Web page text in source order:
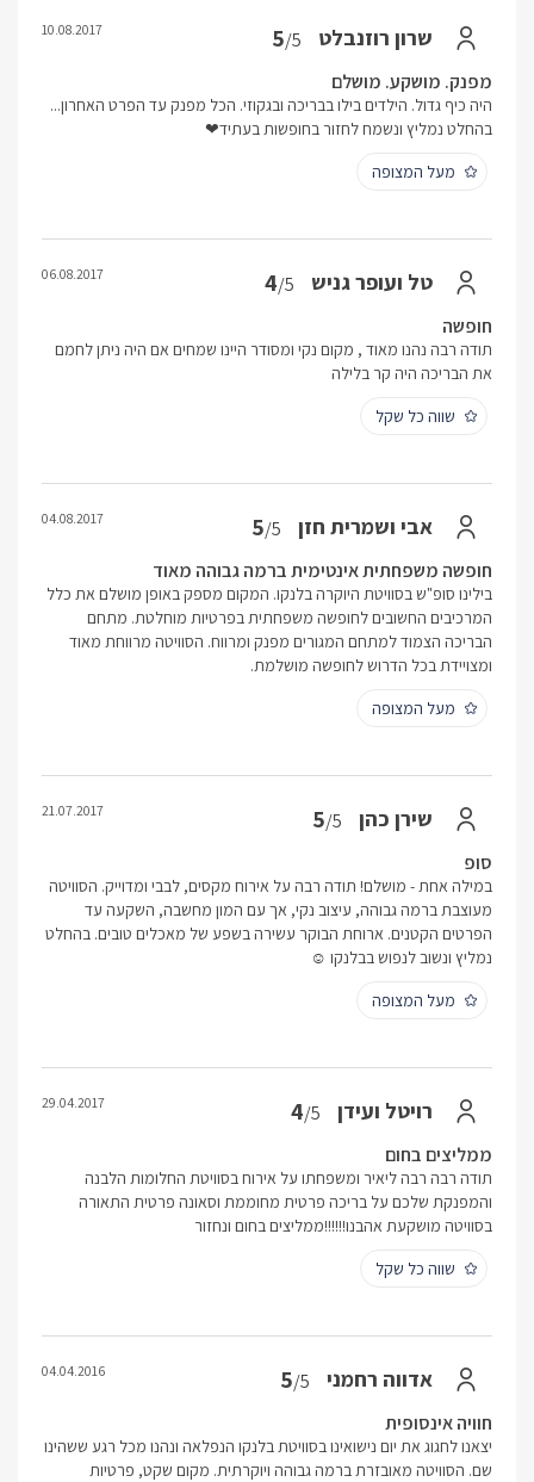
שרון רוזנבלט 5/5
10.08.2017
מפנק. מושקע. מושלם
היה כיף גדול. הילדים בילו בבריכה ובגקוזי. הכל מפנק עד הפרט האחרון...
בהחלט נמליץ ונשמח לחזור בחופשות בעתיד❤
מעל המצופה
טל ועופר גניש 4/5
06.08.2017
חופשה
תודה רבה נהנו מאוד , מקום נקי ומסודר היינו שמחים אם היה ניתן לחמם
את הבריכה היה קר בלילה
שווה כל שקל
אבי ושמרית חזן 5/5
04.08.2017
חופשה משפחתית אינטימית ברמה גבוהה מאוד
בילינו סופ"ש בסוויטת היוקרה בלנקו. המקום מספק באופן מושלם את כלל
המרכיבים החשובים לחופשה משפחתית בפרטיות מוחלטת. מתחם
הבריכה הצמוד למתחם המגורים מפנק ומרווח. הסוויטה מרווחת מאוד
ומצויידת בכל הדרוש לחופשה מושלמת.
מעל המצופה
שירן כהן 5/5
21.07.2017
סופ
במילה אחת - מושלם! תודה רבה על אירוח מקסים, לבבי ומדוייק. הסוויטה
מעוצבת ברמה גבוהה, עיצוב נקי, אך עם המון מחשבה, השקעה עד
הפרטים הקטנים. ארוחת הבוקר עשירה בשפע של מאכלים טובים. בהחלט
נמליץ ונשוב לנפוש בבלנקו ☺
מעל המצופה
רויטל ועידן 4/5
29.04.2017
ממליצים בחום
תודה רבה רבה ליאיר ומשפחתו על אירוח בסוויטת החלומות הלבנה
והמפנקת שלכם על בריכה פרטית מחוממת וסאונה פרטית התאורה
בסוויטה מושקעת אהבנו!!!!!!ממליצים בחום ונחזור
שווה כל שקל
אדווה רחמני 5/5
04.04.2016
חוויה אינסופית
יצאנו לחגוג את יום נישואינו בסוויטת בלנקו הנפלאה ונהנו מכל רגע ששהינו
שם. הסוויטה מאובזרת ברמה גבוהה ויוקרתית. מקום שקט, פרטיות